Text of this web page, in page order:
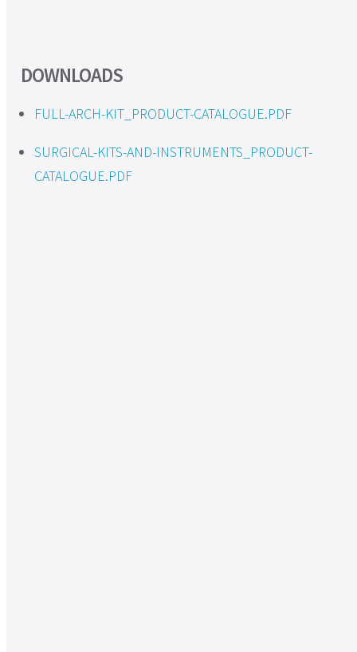
DOWNLOADS
FULL-ARCH-KIT_PRODUCT-CATALOGUE.PDF
SURGICAL-KITS-AND-INSTRUMENTS_PRODUCT-
CATALOGUE.PDF